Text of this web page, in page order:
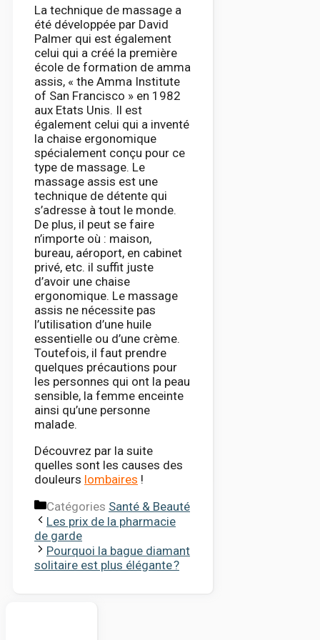
La technique de massage a
été développée par David
Palmer qui est également
celui qui a créé la première
école de formation de amma
assis, « the Amma Institute
of San Francisco » en 1982
aux Etats Unis. Il est
également celui qui a inventé
la chaise ergonomique
spécialement conçu pour ce
type de massage. Le
massage assis est une
technique de détente qui
s’adresse à tout le monde.
De plus, il peut se faire
n’importe où : maison,
bureau, aéroport, en cabinet
privé, etc. il suffit juste
d’avoir une chaise
ergonomique. Le massage
assis ne nécessite pas
l’utilisation d’une huile
essentielle ou d’une crème.
Toutefois, il faut prendre
quelques précautions pour
les personnes qui ont la peau
sensible, la femme enceinte
ainsi qu’une personne
malade.
Découvrez par la suite
quelles sont les causes des
douleurs lombaires !
Catégories Santé & Beauté
Les prix de la pharmacie
de garde
Pourquoi la bague diamant
solitaire est plus élégante ?